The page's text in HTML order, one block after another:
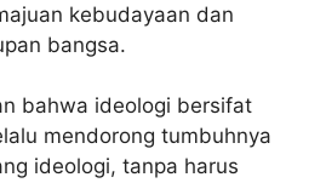
kebudayaan dan
bangsa.
bahwa ideologi bersifat
mendorong tumbuhnya
ideologi, tanpa harus